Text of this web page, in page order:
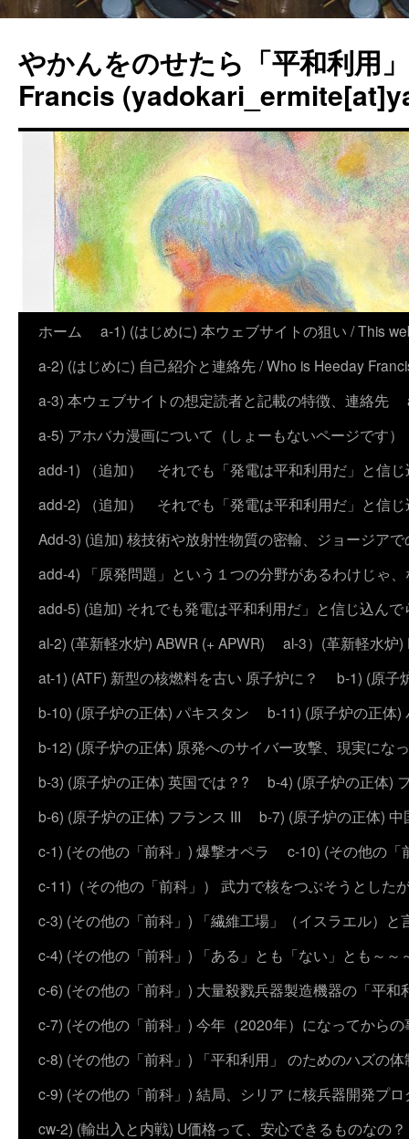
やかんをのせたら「平和利用
Francis
ホーム
a-1) (はじめに) 本ウェブサイトの狙い / This
a-2) (はじめに) 自己紹介と連絡先 / Who is Heeday
a-3) 本ウェブサイトの想定読者と記載の特徴、連絡先
a-5) アホバカ漫画について（しょーもないページです）
add-1) （追加） それでも「発電は平和利用だ」と信
add-2) （追加） それでも「発電は平和利用だ」と信
Add-3) (追加) 核技術や放射性物質の密輸、ジョージアで
add-4) 「原発問題」という１つの分野があるわけじゃ
add-5) (追加) それでも発電は平和利用だ」と信じ込ん
al-2) (革新軽水炉) ABWR (+ APWR)
al-3）(革新軽水炉)
at-1) (ATF) 新型の核燃料を古い 原子炉に？
b-1) (原子
b-10) (原子炉の正体) パキスタン
b-11) (原子炉の正体)
b-12) (原子炉の正体) 原発へのサイバー攻撃、現実にな
b-3) (原子炉の正体) 英国では？?
b-4) (原子炉の正体)
b-6) (原子炉の正体) フランス III
b-7) (原子炉の正体) 中
c-1) (その他の「前科」) 爆撃オペラ
c-10) (その他の「
c-11)（その他の「前科」） 武力で核をつぶそうとした
c-3) (その他の「前科」) 「繊維工場」（イスラエル）と
c-4) (その他の「前科」) 「ある」とも「ない」とも～～
c-6) (その他の「前科」) 大量殺戮兵器製造機器の「平
c-7) (その他の「前科」) 今年（2020年）になってからの
c-8) (その他の「前科」) 「平和利用」 のためのハズの
c-9) (その他の「前科」) 結局、シリア に核兵器開発プ
cw-2) (輸出入と内戦) U価格って、安心できるものなの？